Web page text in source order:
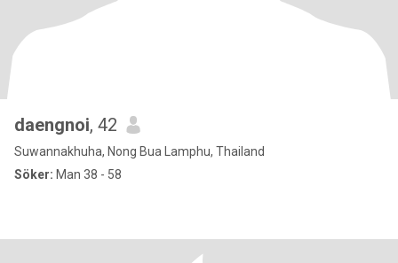
daengnoi, 42
Suwannakhuha, Nong Bua Lamphu, Thailand
Söker: Man 38 - 58